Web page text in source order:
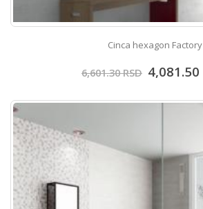
Cinca hexagon Factory
6,601.30RSD 4,081.50